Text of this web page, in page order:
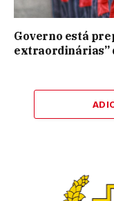
Governo está
extraordinárias”